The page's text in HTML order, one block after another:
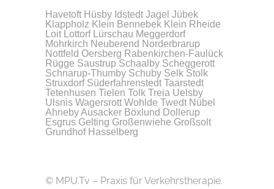
Havetoft Hüsby Idstedt Jagel Jübek
Klappholz Klein Bennebek Klein Rheide
Loit
Lottorf Lürschau Meggerdorf
Mohrkirch Neuberend Norderbrarup
Nottfeld Oersberg Rabenkirchen-Faulück
Rügge Saustrup Schaalby Scheggerott
Schnarup-Thumby Schuby Selk Stolk
Struxdorf Süderfahrenstedt Taarstedt
Tetenhusen Tielen Tolk Treia Uelsby
Ulsnis Wagersrott Wohlde Twedt Nübel
AhnebyAusacker Böxlund Dollerup
Esgrus Gelting Großenwiehe Großsolt
Grundhof Hasselberg
© MPU.Tv – Praxis für Verkehrstherapie.